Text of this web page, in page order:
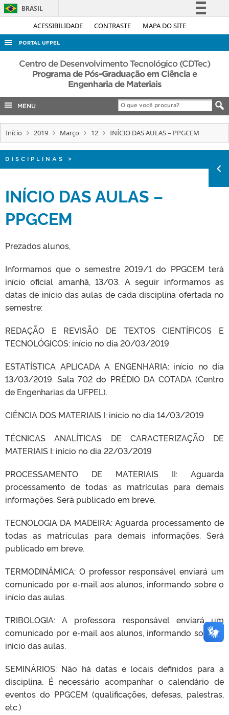
ACESSIBILIDADE CONTRASTE MAPA DO SITE
BRASIL
Simplifique!
Acesso à informação
Legislação
Canais
PORTAL UFPEL
ACESSO À INFORMAÇÃO
AUDITORIA
EDITAIS
TELEFONES
Centro de Desenvolvimento Tecnológico (CDTec)
Programa de Pós-Graduação em Ciência e
Engenharia de Materiais
MENU
Início 2019 Março 12 INÍCIO DAS AULAS – PPGCEM
DISCIPLINAS >
INÍCIO DAS AULAS –
PPGCEM
Prezados alunos,
Informamos que o semestre 2019/1 do PPGCEM terá
início oficial amanhã, 13/03. A seguir informamos as
datas de início das aulas de cada disciplina ofertada no
semestre:
REDAÇÃO E REVISÃO DE TEXTOS CIENTÍFICOS E
TECNOLÓGICOS: início no dia 20/03/2019
ESTATÍSTICA APLICADA A ENGENHARIA: início no dia
13/03/2019. Sala 702 do PRÉDIO DA COTADA (Centro
de Engenharias da UFPEL).
CIÊNCIA DOS MATERIAIS I: início no dia 14/03/2019
TÉCNICAS ANALÍTICAS DE CARACTERIZAÇÃO DE
MATERIAIS I: início no dia 22/03/2019
PROCESSAMENTO DE MATERIAIS II: Aguarda
processamento de todas as matrículas para demais
informações. Será publicado em breve.
TECNOLOGIA DA MADEIRA: Aguarda processamento de
todas as matrículas para demais informações. Será
publicado em breve.
TERMODINÂMICA: O professor responsável enviará um
comunicado por e-mail aos alunos, informando sobre o
início das aulas.
TRIBOLOGIA: A professora responsável enviará um
comunicado por e-mail aos alunos, informando sobre o
início das aulas.
SEMINÁRIOS: Não há datas e locais definidos para a
disciplina. É necessário acompanhar o calendário de
eventos do PPGCEM (qualificações, defesas, palestras,
etc.)